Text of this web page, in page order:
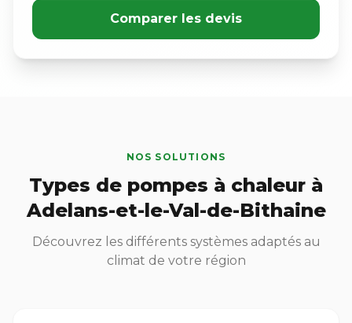
Comparer les devis
NOS SOLUTIONS
Types de pompes à chaleur à
Adelans-et-le-Val-de-Bithaine
Découvrez les différents systèmes adaptés au
climat de votre région